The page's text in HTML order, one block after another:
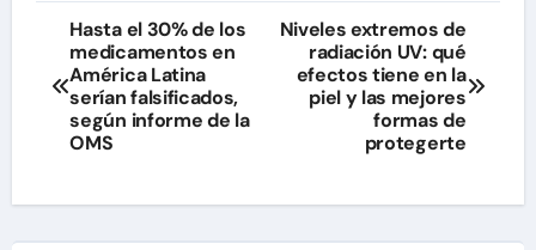
Navegación
de
entradas
Hasta el 30% de los
medicamentos en
América Latina
serían falsificados,
según informe de la
OMS
Niveles extremos de
radiación UV: qué
efectos tiene en la
piel y las mejores
formas de
protegerte